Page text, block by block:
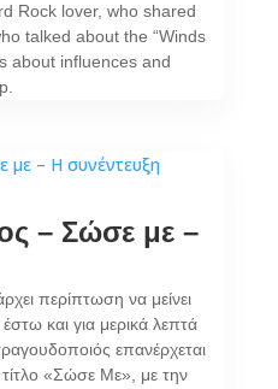
Rock lover, who shared
talked about the “Winds
about influences and
– Σώσε με –
περίπτωση να μείνει
και για μερικά λεπτά
επανέρχεται
τίτλο «Σώσε Με», με την